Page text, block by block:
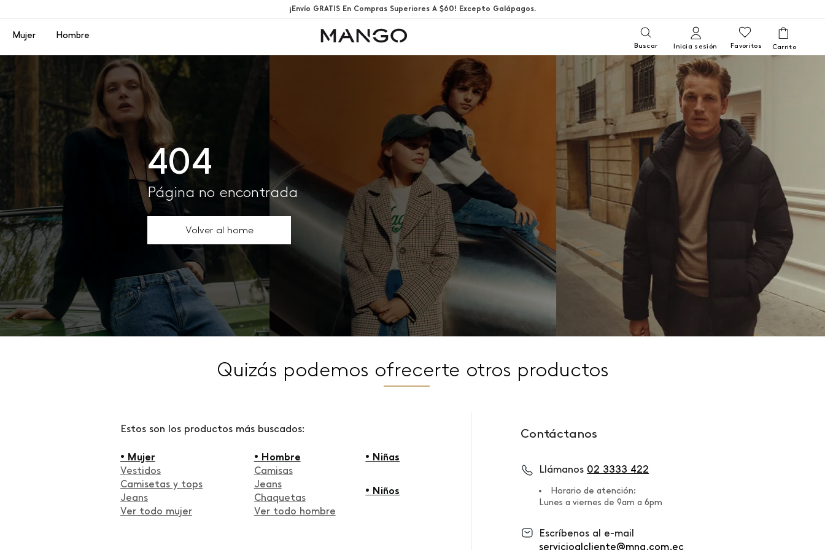
¡Envío GRATIS En Compras Superiores A $60! Excepto Galápagos.
Menú
Mujer Hombre
Buscar Inicia sesión Favoritos
404
Página no encontrada
Volver al home
Quizás podemos ofrecerte otros productos
Estos son los productos más buscados:
• Mujer
Vestidos
Camisetas y tops
Jeans
Ver todo mujer
• Hombre
Camisas
Jeans
Chaquetas
Ver todo hombre
• Niñas
• Niños
Contáctanos
Llámanos 02 3333 422
Horario de atención:
Lunes a viernes de 9am a 6pm
Escríbenos al e-mail
servicioalcliente@mng.com.ec